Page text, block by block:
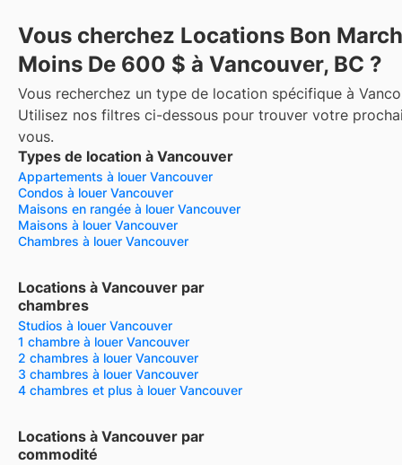
Vous cherchez Locations Bon
Moins De 600 $ à Vancouver, BC ?
Vous recherchez un type de location spécifique à
Utilisez nos filtres ci-dessous pour trouver votre
vous.
Types de location à Vancouver
Appartements à louer Vancouver
Condos à louer Vancouver
Maisons en rangée à louer Vancouver
Maisons à louer Vancouver
Chambres à louer Vancouver
Locations à Vancouver par
chambres
Studios à louer Vancouver
1 chambre à louer Vancouver
2 chambres à louer Vancouver
3 chambres à louer Vancouver
4 chambres et plus à louer Vancouver
Locations à Vancouver par
commodité